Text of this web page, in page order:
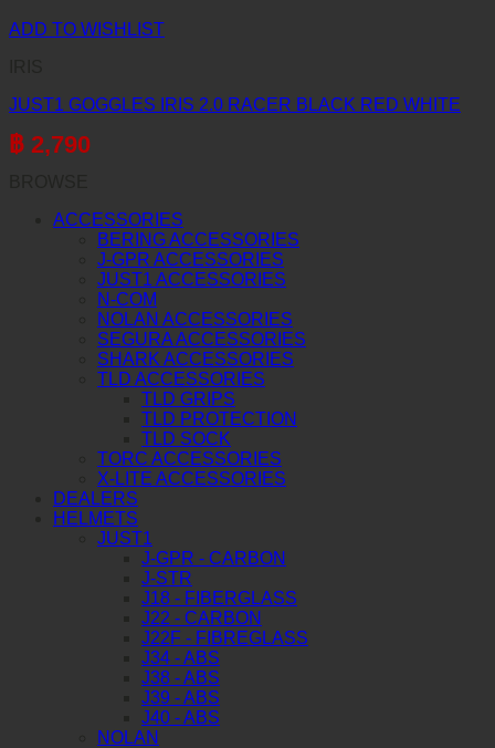
ADD TO WISHLIST
JUST1 GOGGLES IRIS 2.0 RACER BLACK RED WHITE
฿ 2,790
ACCESSORIES
BERING ACCESSORIES
J-GPR ACCESSORIES
JUST1 ACCESSORIES
N-COM
NOLAN ACCESSORIES
SEGURA ACCESSORIES
SHARK ACCESSORIES
TLD ACCESSORIES
TLD GRIPS
TLD PROTECTION
TLD SOCK
TORC ACCESSORIES
X-LITE ACCESSORIES
DEALERS
HELMETS
JUST1
J-GPR - CARBON
J-STR
J18 - FIBERGLASS
J22 - CARBON
J22F - FIBREGLASS
J34 - ABS
J38 - ABS
J39 - ABS
J40 - ABS
NOLAN